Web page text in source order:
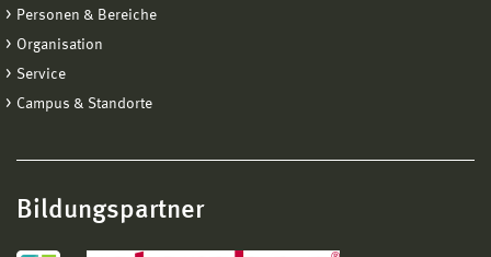
Personen & Bereiche
Organisation
Service
Campus & Standorte
Bildungspartner